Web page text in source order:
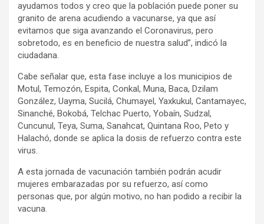
ayudamos todos y creo que la población puede poner su
granito de arena acudiendo a vacunarse, ya que así
evitamos que siga avanzando el Coronavirus, pero
sobretodo, es en beneficio de nuestra salud”, indicó la
ciudadana.
Cabe señalar que, esta fase incluye a los municipios de
Motul, Temozón, Espita, Conkal, Muna, Baca, Dzilam
González, Uayma, Sucilá, Chumayel, Yaxkukul, Cantamayec,
Sinanché, Bokobá, Telchac Puerto, Yobaín, Sudzal,
Cuncunul, Teya, Suma, Sanahcat, Quintana Roo, Peto y
Halachó, donde se aplica la dosis de refuerzo contra este
virus.
A esta jornada de vacunación también podrán acudir
mujeres embarazadas por su refuerzo, así como
personas que, por algún motivo, no han podido a recibir la
vacuna.